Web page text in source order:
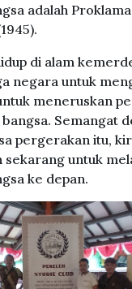
adalah
di alam
negara untuk
meneruskan
Semangat
pergerakan itu,
sekarang untuk
ke depan.